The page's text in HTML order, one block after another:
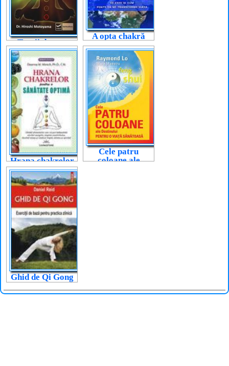
Teorii despre
sistemul
chakrelor
A opta chakră
Hrana chakrelor
Cele patru
coloane ale
Ghid de Qi Gong